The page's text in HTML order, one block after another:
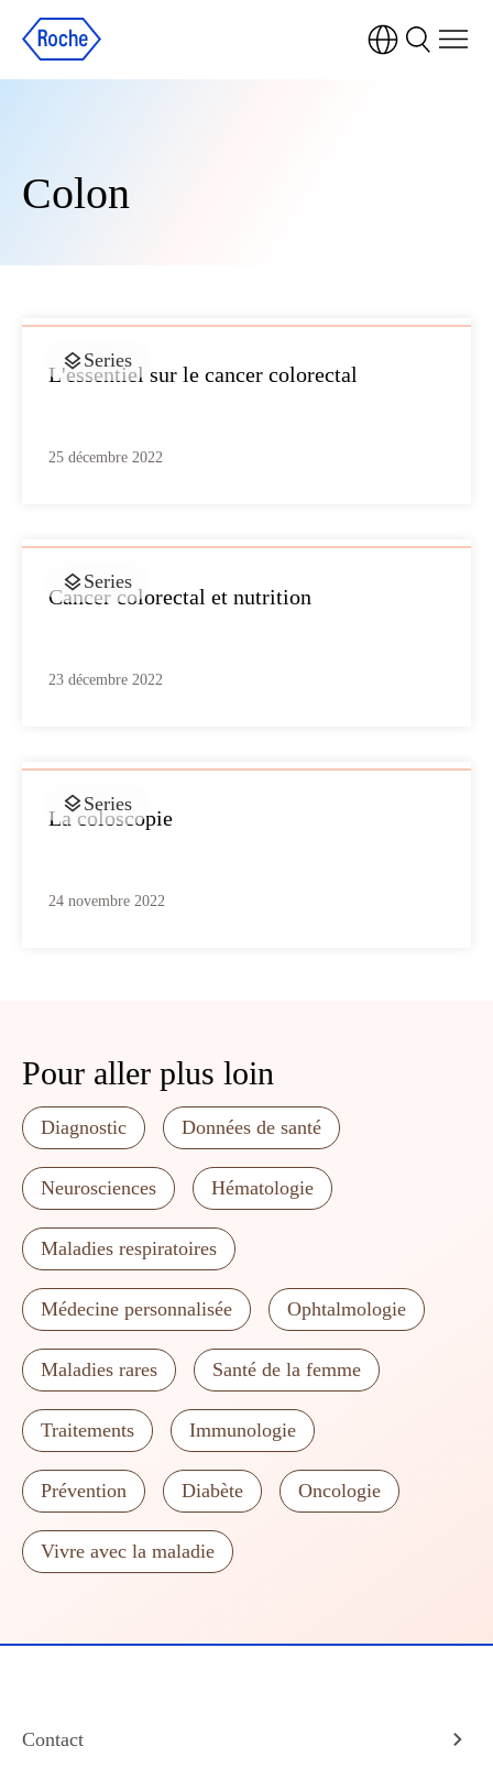
Colon
Series
L'essentiel sur le cancer colorectal
25 décembre 2022
Series
Cancer colorectal et nutrition
23 décembre 2022
Series
La coloscopie
24 novembre 2022
Pour aller plus loin
Diagnostic Données de santé
Neurosciences Hématologie
Maladies respiratoires
Médecine personnalisée Ophtalmologie
Maladies rares Santé de la femme
Traitements Immunologie
Prévention Diabète Oncologie
Vivre avec la maladie
Contact